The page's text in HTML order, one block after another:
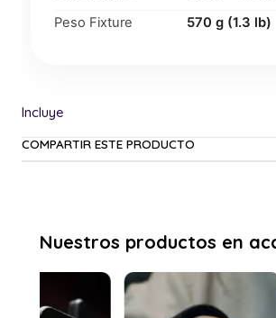
Peso Fixture
570 g (1.3 lb)
COMPARTIR ESTE PRODUCTO